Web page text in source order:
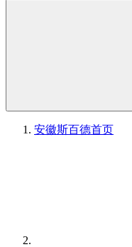
安徽斯百德首页